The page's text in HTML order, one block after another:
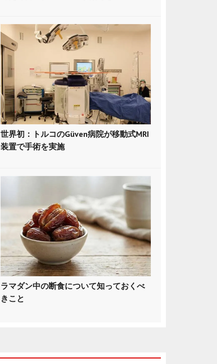
世界初：トルコのGüven病院が移動式MRI
装置で手術を実施
ラマダン中の断食について知っておくべ
きこと